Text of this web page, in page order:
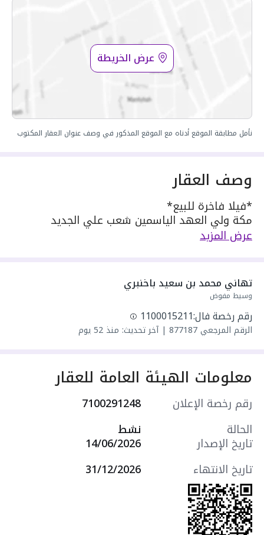
عرض الخريطة
نأمل مطابقة الموقع أدناه مع الموقع المذكور في وصف عنوان العقار المكتوب
وصف العقار
*فيلا فاخرة للبيع*
مكة ولي العهد الياسمين شعب علي الجديد
*رقم القطعة:* 2711
*الواجهة:* جنوبية شرقية
*الشوارع:* على شارعين 15 م + 15 م
*مواصفات البناء:*
- دورين + سطح + 3 بلكونات
- جلسة خارجية جميلة جداً قابلة للتحويل لغرفة
- مؤسس مصعد
- مدخلين للفيلا
*جودة وضمانات:*
- البناء على الكود السعودي
- تأمين على المبنى 10 سنوات
- كرت إشراف هندسي
- ضمان العزل المائي
عرض المزيد
تهاني محمد بن سعيد باخنبري
وسيط مفوض
رقم رخصة فال:1100015211
الرقم المرجعي877187
|آخر تحديث: منذ 52 يوم
معلومات الهيئة العامة للعقار
رقم رخصة الإعلان
7100291248
الحالة
نشط
تاريخ الإصدار
14/06/2026
تاريخ الانتهاء
31/12/2026